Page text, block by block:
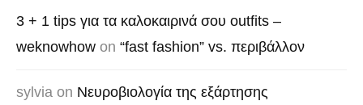
3 + 1 tips για τα καλοκαιρινά σου outfits –
weknowhow on “fast fashion” vs. περιβάλλον
sylvia on Νευροβιολογία της εξάρτησης